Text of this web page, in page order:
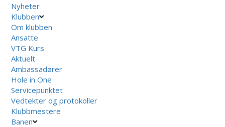
Nyheter
Klubben
Om klubben
Ansatte
VTG Kurs
Aktuelt
Ambassadører
Hole in One
Servicepunktet
Vedtekter og protokoller
Klubbmestere
Banen